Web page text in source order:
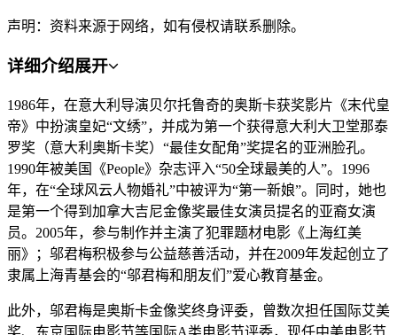
声明：资料来源于网络，如有侵权请联系删除。
详细介绍展开
1986年，在意大利导演贝尔托鲁奇的奥斯卡获奖影片《末代皇
帝》中扮演皇妃“文绣”，并成为第一个获得意大利大卫堂那泰
罗奖（意大利奥斯卡奖）“最佳女配角”奖提名的亚洲脸孔。
1990年被美国《People》杂志评入“50全球最美的人”。1996
年，在“全球风云人物婚礼”中被评为“第一新娘”。同时，她也
是第一个得到加拿大吉尼金像奖最佳女演员提名的亚裔女演
员。2005年，参与制作并主演了犯罪题材电影《上海红美
丽》；邬君梅积极参与公益慈善活动，并在2009年发起创立了
隶属上海青基会的“邬君梅和朋友们”爱心教育基金。
此外，邬君梅是奥斯卡金像奖终身评委，曾数次担任国际艾美
奖、东京国际电影节等国际A类电影节评委，现任中美电影节